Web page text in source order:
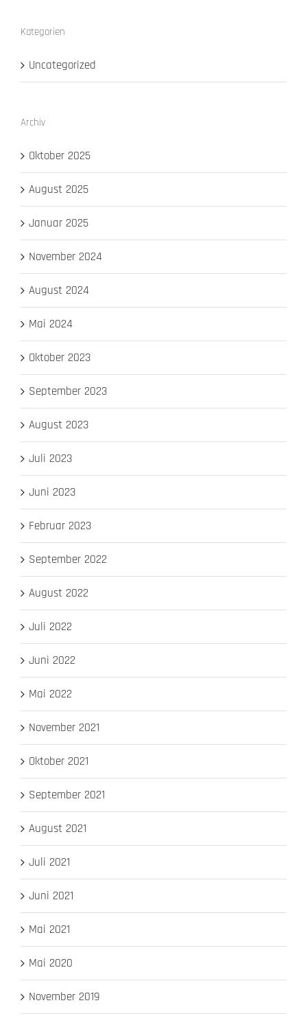
Kategorien
Uncategorized
Archiv
Oktober 2025
August 2025
Januar 2025
November 2024
August 2024
Mai 2024
Oktober 2023
September 2023
August 2023
Juli 2023
Juni 2023
Februar 2023
September 2022
August 2022
Juli 2022
Juni 2022
Mai 2022
November 2021
Oktober 2021
September 2021
August 2021
Juli 2021
Juni 2021
Mai 2021
Mai 2020
November 2019